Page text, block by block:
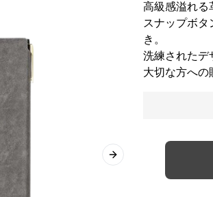
Next slide
高級感溢れる
スナップボ
き。
洗練されたデ
大切な方への